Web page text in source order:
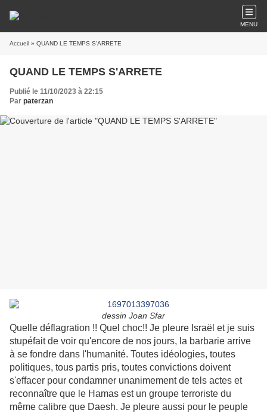
MENU
Accueil » QUAND LE TEMPS S'ARRETE
QUAND LE TEMPS S'ARRETE
Publié le 11/10/2023 à 22:15
Par paterzan
dessin Joan Sfar
Quelle déflagration !! Quel choc!! Je pleure Israël et je suis
stupéfait de voir qu'encore de nos jours, la barbarie arrive
à se fondre dans l'humanité. Toutes idéologies, toutes
politiques, tous partis pris, toutes convictions doivent
s'effacer pour condamner unanimement de tels actes et
reconnaître que le Hamas est un groupe terroriste du
même calibre que Daesh. Je pleure aussi pour le peuple